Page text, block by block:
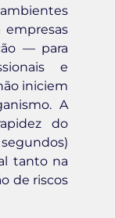
— para
e
iniciem
A
do
tanto na
de riscos